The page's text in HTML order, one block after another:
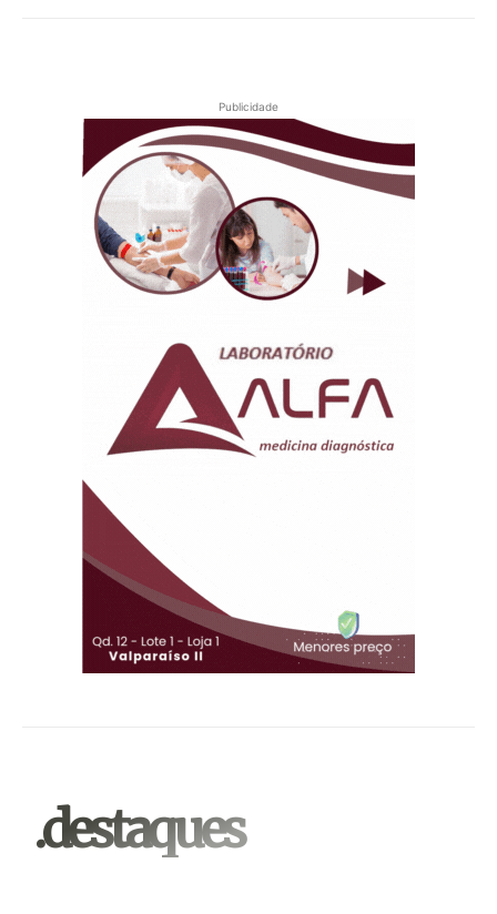
Publicidade
.destaques